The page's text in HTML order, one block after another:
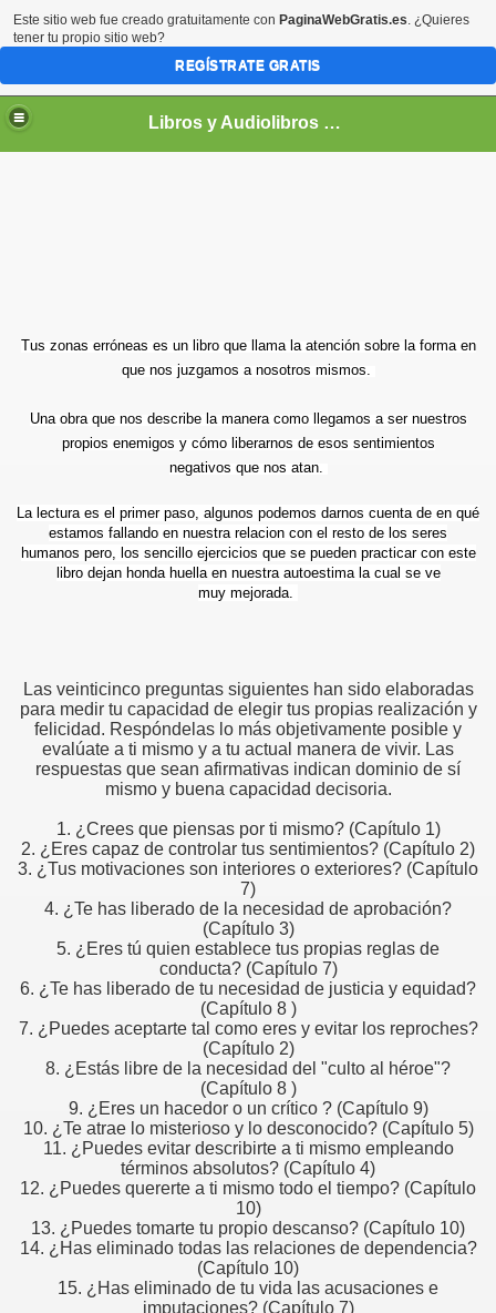
Libros y Audiolibros Para emprendedores
Tus zonas erróneas es un libro que llama la atención sobre la forma en
que nos juzgamos a nosotros mismos.
Una obra que nos describe la manera como llegamos a ser nuestros
propios enemigos y cómo liberarnos de esos sentimientos
negativos que nos atan.
La lectura es el primer paso, algunos podemos darnos cuenta de en qué
estamos fallando en nuestra relacion con el resto de los seres
humanos pero, los sencillo ejercicios que se pueden practicar con este
libro dejan honda huella en nuestra autoestima la cual se ve
muy mejorada.
Las veinticinco preguntas siguientes han sido elaboradas
para medir tu capacidad de elegir tus propias realización y
felicidad. Respóndelas lo más objetivamente posible y
evalúate a ti mismo y a tu actual manera de vivir. Las
respuestas que sean afirmativas indican dominio de sí
mismo y buena capacidad decisoria.
1. ¿Crees que piensas por ti mismo? (Capítulo 1)
2. ¿Eres capaz de controlar tus sentimientos? (Capítulo 2)
3. ¿Tus motivaciones son interiores o exteriores? (Capítulo
7)
4. ¿Te has liberado de la necesidad de aprobación?
(Capítulo 3)
5. ¿Eres tú quien establece tus propias reglas de
conducta? (Capítulo 7)
6. ¿Te has liberado de tu necesidad de justicia y equidad?
(Capítulo 8 )
7. ¿Puedes aceptarte tal como eres y evitar los reproches?
(Capítulo 2)
8. ¿Estás libre de la necesidad del "culto al héroe"?
(Capítulo 8 )
9. ¿Eres un hacedor o un crítico ? (Capítulo 9)
10. ¿Te atrae lo misterioso y lo desconocido? (Capítulo 5)
11. ¿Puedes evitar describirte a ti mismo empleando
términos absolutos? (Capítulo 4)
12. ¿Puedes quererte a ti mismo todo el tiempo? (Capítulo
10)
13. ¿Puedes tomarte tu propio descanso? (Capítulo 10)
14. ¿Has eliminado todas las relaciones de dependencia?
(Capítulo 10)
15. ¿Has eliminado de tu vida las acusaciones e
imputaciones? (Capítulo 7)
Este sitio web fue creado gratuitamente con PaginaWebGratis.es. ¿Quieres
tener tu propio sitio web?
REGÍSTRATE GRATIS